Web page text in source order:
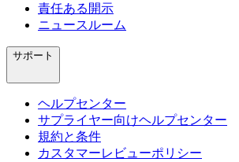
責任ある開示
ニュースルーム
サポート
ヘルプセンター
サプライヤー向けヘルプセンター
規約と条件
カスタマーレビューポリシー